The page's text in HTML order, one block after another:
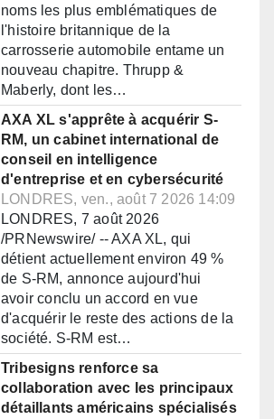
noms les plus emblématiques de
l'histoire britannique de la
carrosserie automobile entame un
nouveau chapitre. Thrupp &
Maberly, dont les…
AXA XL s'apprête à acquérir S-
RM, un cabinet international de
conseil en intelligence
d'entreprise et en cybersécurité
LONDRES, ven., août 7 2026 14:09
LONDRES, 7 août 2026
/PRNewswire/ -- AXA XL, qui
détient actuellement environ 49 %
de S-RM, annonce aujourd'hui
avoir conclu un accord en vue
d'acquérir le reste des actions de la
société. S-RM est…
Tribesigns renforce sa
collaboration avec les principaux
détaillants américains spécialisés